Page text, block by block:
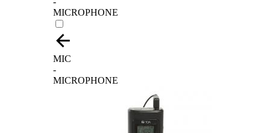
MICROPHONE
MIC
-
MICROPHONE